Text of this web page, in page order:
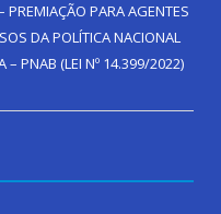
PARA AGENTES
DA POLÍTICA NACIONAL
– PNAB (LEI Nº 14.399/2022)